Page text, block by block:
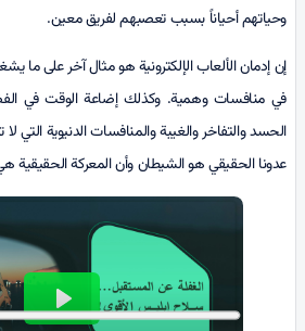
وحياتهم أحياناً بسبب تعصبهم لفريق معين.
إن إدمان الألعاب الإلكترونية هو مثال آخر على ما
في منافسات وهمية. وكذلك إضاعة الوقت في
الحسد والتفاخر والغيبة والمنافسات الدنيوية التي
عدونا الحقيقي هو الشيطان وأن المعركة الحقيقية